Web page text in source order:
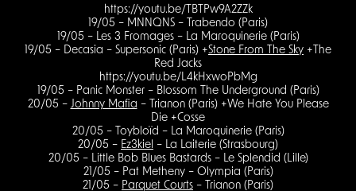
https://youtu.be/TBTPw9A2ZZk
19/05 – MNNQNS – Trabendo (Paris)
19/05 – Les 3 Fromages – La Maroquinerie (Paris)
19/05 – Decasia – Supersonic (Paris) +Stone From The Sky +The
Red Jacks
https://youtu.be/L4kHxwoPbMg
19/05 – Panic Monster – Blossom The Underground (Paris)
20/05 – Johnny Mafia – Trianon (Paris) +We Hate You Please
Die +Cosse
20/05 – Toybloïd – La Maroquinerie (Paris)
20/05 – Ez3kiel – La Laiterie (Strasbourg)
20/05 – Little Bob Blues Bastards – Le Splendid (Lille)
21/05 – Pat Metheny – Olympia (Paris)
21/05 – Parquet Courts – Trianon (Paris)